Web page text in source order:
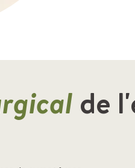
de